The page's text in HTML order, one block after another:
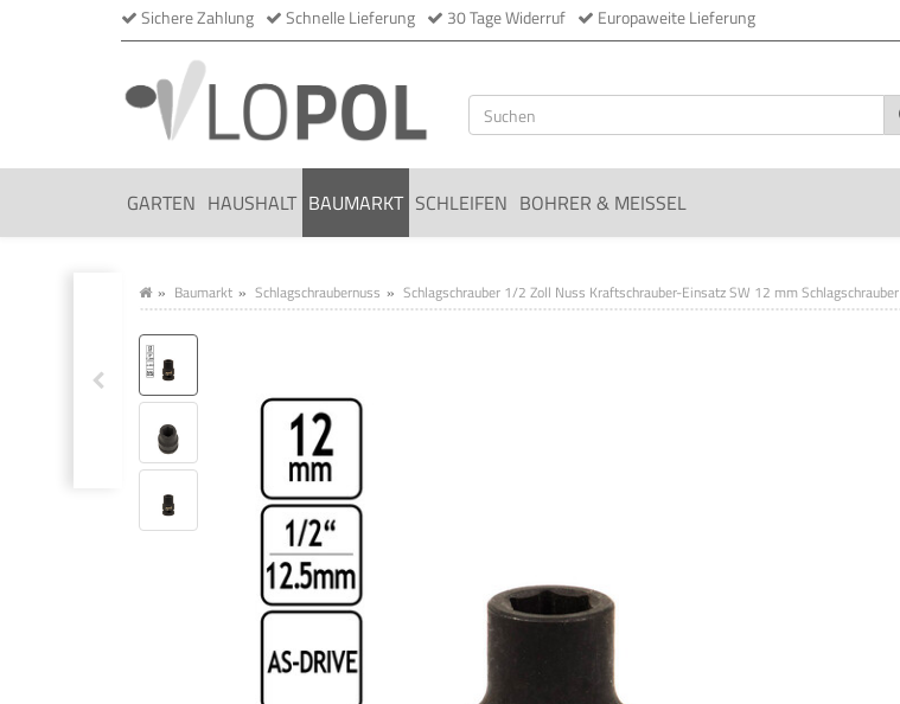
Sichere Zahlung Schnelle Lieferung 30 Tage Widerruf Europaweite Lieferung
GARTEN HAUSHALT BAUMARKT SCHLEIFEN BOHRER & MEISSEL
Baumarkt Schlagschraubernuss Schlagschrauber 1/2 Zoll Nuss Kraftschrauber-Einsatz SW 12 mm Schlagschrauber